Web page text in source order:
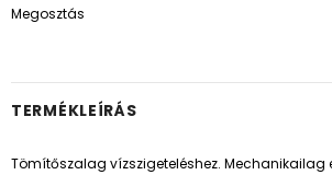
Megosztás
TERMÉKLEÍRÁS
Tömítőszalag vízszigeteléshez. Mechanikailag